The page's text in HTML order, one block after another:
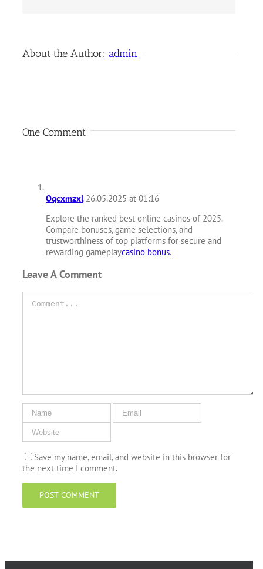
About the Author: admin
One Comment
Oqcxmzxl26.05.2025 at 01:16
Explore the ranked best online casinos of 2025.
Compare bonuses, game selections, and
trustworthiness of top platforms for secure and
rewarding gameplaycasino bonus.
Leave A Comment
Save my name, email, and website in this browser for
the next time I comment.